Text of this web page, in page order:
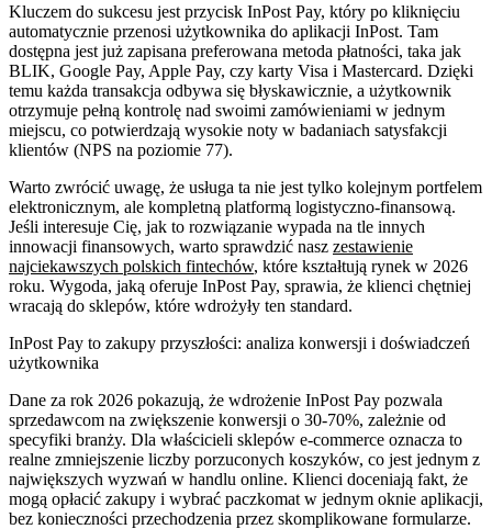
Kluczem do sukcesu jest przycisk InPost Pay, który po kliknięciu
automatycznie przenosi użytkownika do aplikacji InPost. Tam
dostępna jest już zapisana preferowana metoda płatności, taka jak
BLIK, Google Pay, Apple Pay, czy karty Visa i Mastercard. Dzięki
temu każda transakcja odbywa się błyskawicznie, a użytkownik
otrzymuje pełną kontrolę nad swoimi zamówieniami w jednym
miejscu, co potwierdzają wysokie noty w badaniach satysfakcji
klientów (NPS na poziomie 77).
Warto zwrócić uwagę, że usługa ta nie jest tylko kolejnym portfelem
elektronicznym, ale kompletną platformą logistyczno-finansową.
Jeśli interesuje Cię, jak to rozwiązanie wypada na tle innych
innowacji finansowych, warto sprawdzić nasz zestawienie
najciekawszych polskich fintechów, które kształtują rynek w 2026
roku. Wygoda, jaką oferuje InPost Pay, sprawia, że klienci chętniej
wracają do sklepów, które wdrożyły ten standard.
InPost Pay to zakupy przyszłości: analiza konwersji i doświadczeń
użytkownika
Dane za rok 2026 pokazują, że wdrożenie InPost Pay pozwala
sprzedawcom na zwiększenie konwersji o 30-70%, zależnie od
specyfiki branży. Dla właścicieli sklepów e-commerce oznacza to
realne zmniejszenie liczby porzuconych koszyków, co jest jednym z
największych wyzwań w handlu online. Klienci doceniają fakt, że
mogą opłacić zakupy i wybrać paczkomat w jednym oknie aplikacji,
bez konieczności przechodzenia przez skomplikowane formularze.